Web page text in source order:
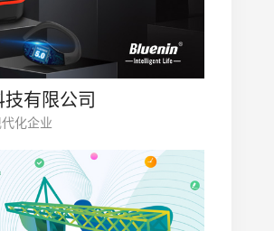
有限公司
化企业
微信号